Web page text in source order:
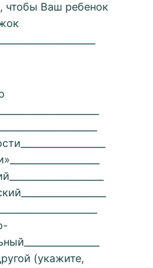
чтобы Ваш ребенок
(укажите,